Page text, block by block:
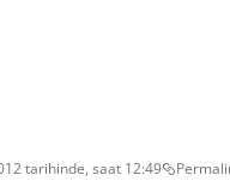
tarihinde, saat 12:49